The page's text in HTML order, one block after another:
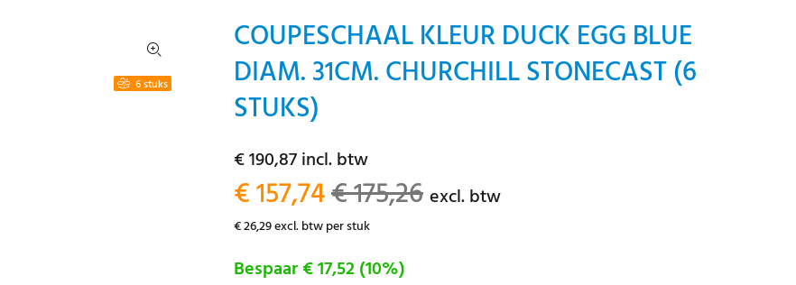
6 stuks
COUPESCHAAL KLEUR DUCK EGG BLUE
DIAM. 31CM. CHURCHILL STONECAST (6
STUKS)
€ 190,87 incl. btw
€ 157,74€ 175,26 excl. btw
€ 26,29 excl. btw per stuk
Bespaar € 17,52 (10%)